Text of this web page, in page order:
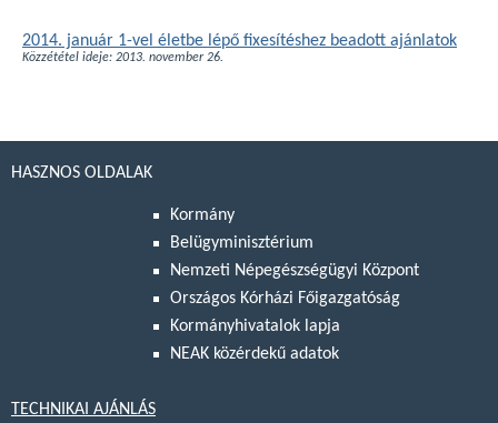
2014. január 1-vel életbe lépő fixesítéshez beadott ajánlatok
Közzététel ideje: 2013. november 26.
HASZNOS OLDALAK
Kormány
Belügyminisztérium
Nemzeti Népegészségügyi Központ
Országos Kórházi Főigazgatóság
Kormányhivatalok lapja
NEAK közérdekű adatok
TECHNIKAI AJÁNLÁS